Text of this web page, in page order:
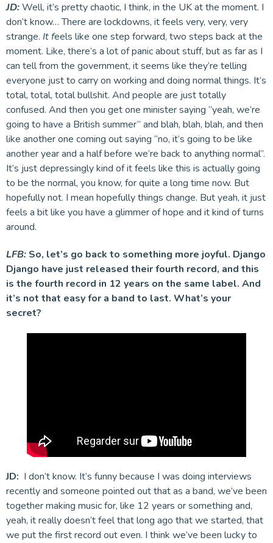
JD:Well, it’s pretty chaotic, I think, in the UK at the moment. I
don’t know… There are lockdowns, it feels very, very, very
strange. It feels like one step forward, two steps back at the
moment. Like, there’s a lot of panic about stuff, but as far as I
can tell from the government, it seems like they’re telling
everyone just to carry on working and doing normal things. It’s
total, total, total bullshit. And people are just totally
confused. And then you get one minister saying “yeah, we’re
going to have a British summer” and blah, blah, blah, and then
like another one coming out saying “no, it’s going to be like
another year and a half before we’re back to anything normal”.
It’s just depressingly kind of it feels like this is actually going
to be the normal, you know, for quite a long time now. But
hopefully not. I mean hopefully things change. But yeah, it just
feels a bit like you have a glimmer of hope and it kind of turns
around.
LFB: So, let’s go back to something more joyful. Django
Django have just released their fourth record, and this
is the fourth record in 12 years on the same label. And
it’s not that easy for a band to last. What’s your
secret?
JD: I don’t know. It’s funny because I was doing interviews
recently and someone pointed out that as a band, we’ve been
together making music for, like 12 years or something and,
yeah, it really doesn’t feel that long ago that we started, that
we put the first record out even. I think we’ve been lucky to